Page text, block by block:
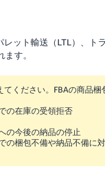
レット輸送（LTL）、
す。
てください。FBAの商品
の在庫の受領拒否
の今後の納品の停止
の梱包不備や納品不備に